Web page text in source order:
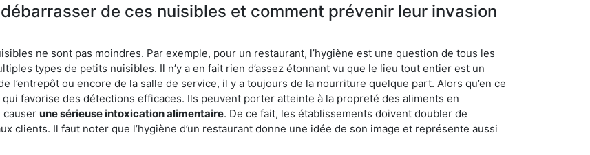
de ces nuisibles et comment prévenir leur invasion
ne sont pas moindres. Par exemple, pour un restaurant, l’hygiène est une question de tous les
types de petits nuisibles. Il n’y a en fait rien d’assez étonnant vu que le lieu tout entier est un
l’entrepôt ou encore de la salle de service, il y a toujours de la nourriture quelque part. Alors qu’en ce
favorise des détections efficaces. Ils peuvent porter atteinte à la propreté des aliments en
causer une sérieuse intoxication alimentaire. De ce fait, les établissements doivent doubler de
clients. Il faut noter que l’hygiène d’un restaurant donne une idée de son image et représente aussi